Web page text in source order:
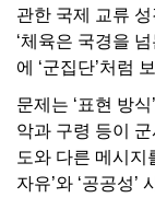
관한 국제 교류
‘체육은 국경을
에 ‘군집단’처럼
문제는 ‘표현 방
악과 구령 등이
도와 다른 메시지
자유’와 ‘공공성’